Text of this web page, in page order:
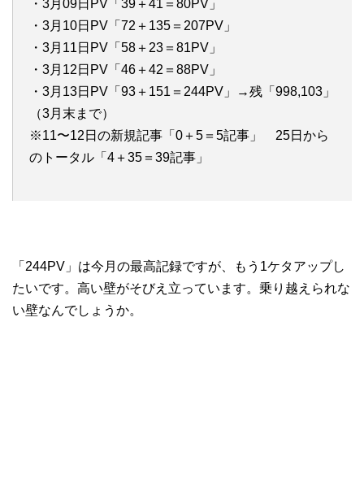
・3月09日PV「39＋41＝80PV」
・3月10日PV「72＋135＝207PV」
・3月11日PV「58＋23＝81PV」
・3月12日PV「46＋42＝88PV」
・3月13日PV「93＋151＝244PV」→残「998,103」
（3月末まで）
※11〜12日の新規記事「0＋5＝5記事」 25日から
のトータル「4＋35＝39記事」
「244PV」は今月の最高記録ですが、もう1ケタアップし
たいです。高い壁がそびえ立っています。乗り越えられな
い壁なんでしょうか。